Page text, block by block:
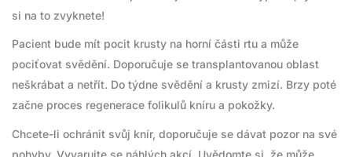
si na to zvyknete!
Pacient bude mít pocit krusty na horní části rtu a může
pociťovat svědění. Doporučuje se transplantovanou oblast
neškrábat a netřít. Do týdne svědění a krusty zmizí. Brzy poté
začne proces regenerace folikulů kníru a pokožky.
Chcete-li ochránit svůj knír, doporučuje se dávat pozor na své
pohyby. Vyvarujte se náhlých akcí. Uvědomte si, že může